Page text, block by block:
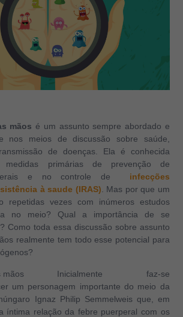
mãos é um assunto sempre abordado e
nos meios de discussão sobre saúde,
de doenças. Ela é conhecida
primárias de prevenção de
gerais e no controle de
infecções
à saude (IRAS). Mas por que um
repetidas vezes com inúmeros estudos
no meio? Qual a importância de se
Como toda essa discussão sobre assunto
realmente tem todo esse potencial para
Inicialmente faz-se
um personagem importante do meio da
Ignaz Philip Semmelweis que, em
íntima relação da febre puerperal com os